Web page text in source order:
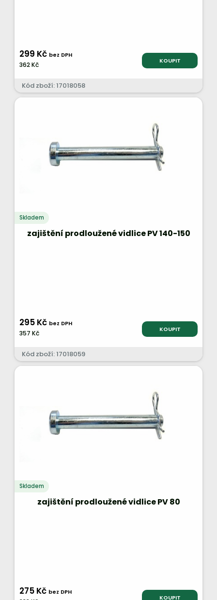
299 Kč bez DPH
362 Kč KOUPIT
Kód zboží: 17018058
Skladem
zajištění prodloužené vidlice PV 140-150
295 Kč bez DPH
357 Kč KOUPIT
Kód zboží: 17018059
Skladem
zajištění prodloužené vidlice PV 80
275 Kč bez DPH
KOUPIT